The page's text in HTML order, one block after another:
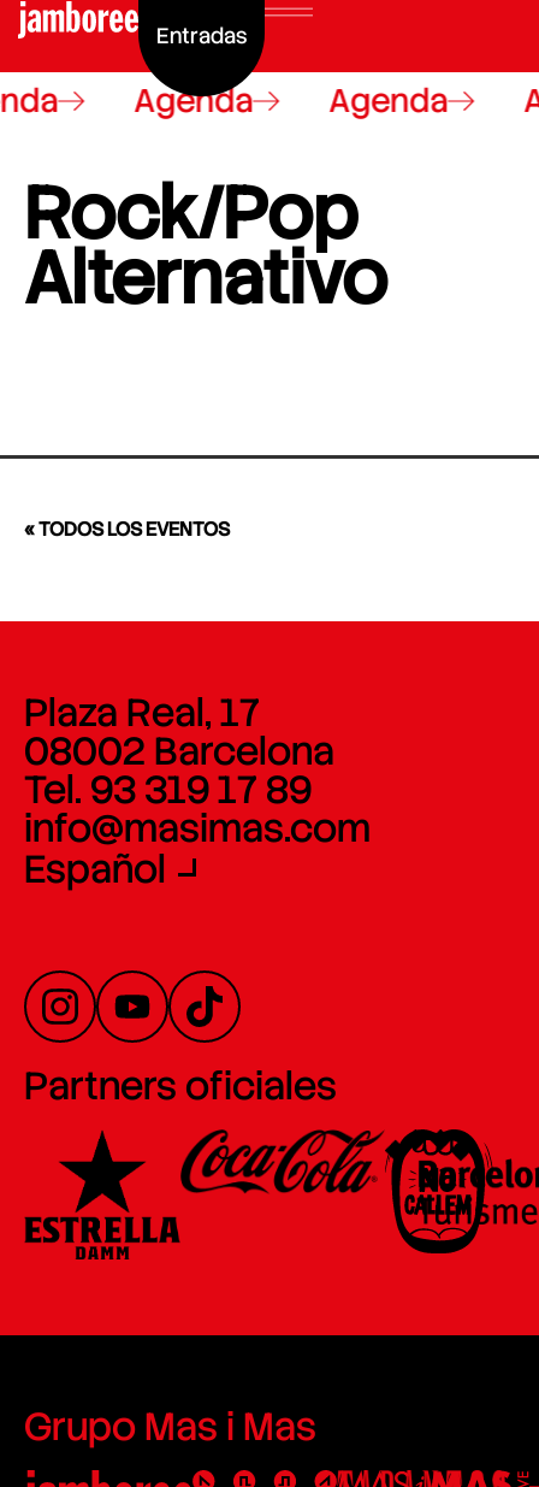
Entradas
Agenda Agenda
Rock/Pop
Alternativo
« TODOS LOS EVENTOS
Plaza Real, 17
08002 Barcelona
Tel. 93 319 17 89
info@masimas.com
Español
Partners oficiales
Grupo Mas i Mas